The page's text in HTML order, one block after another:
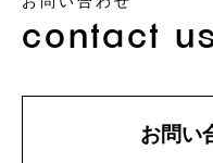
contact
お問い